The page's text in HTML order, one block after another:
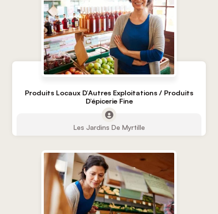
Produits Locaux D’Autres Exploitations / Produits
D’épicerie Fine
Les Jardins De Myrtille